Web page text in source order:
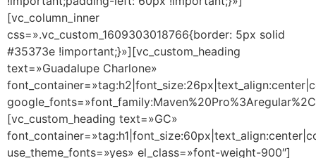
[vc_column_inner
css=».vc_custom_1609303018766{border: 5px solid
#35373e !important;}»][vc_custom_heading
text=»Guadalupe Charlone»
[vc_custom_heading text=»GC»
use_theme_fonts=»yes» el_class=»font-weight-900″]